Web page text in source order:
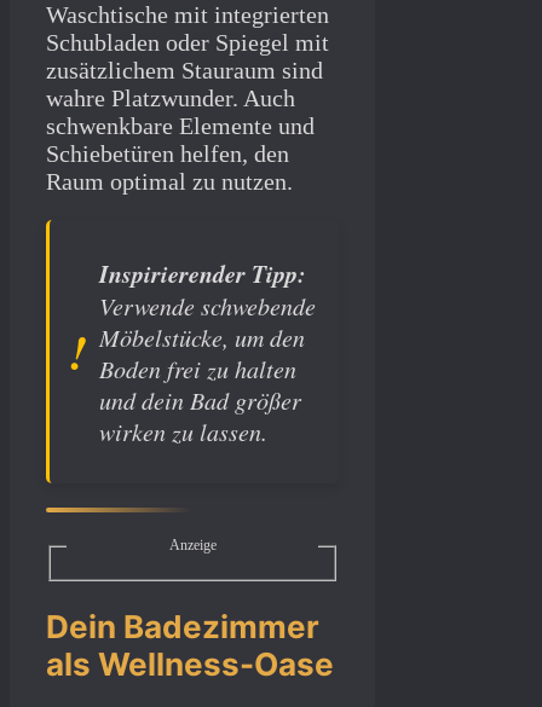
Waschtische mit integrierten
Schubladen oder Spiegel mit
zusätzlichem Stauraum sind
wahre Platzwunder. Auch
schwenkbare Elemente und
Schiebetüren helfen, den
Raum optimal zu nutzen.
Inspirierender Tipp:
Verwende schwebende
Möbelstücke, um den
Boden frei zu halten
und dein Bad größer
wirken zu lassen.
Anzeige
Dein Badezimmer
als Wellness-Oase